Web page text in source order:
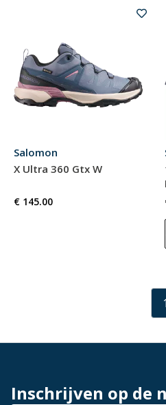
Salomon
X Ultra 360 Gtx W
€ 145.00
1
Inschrijven op de